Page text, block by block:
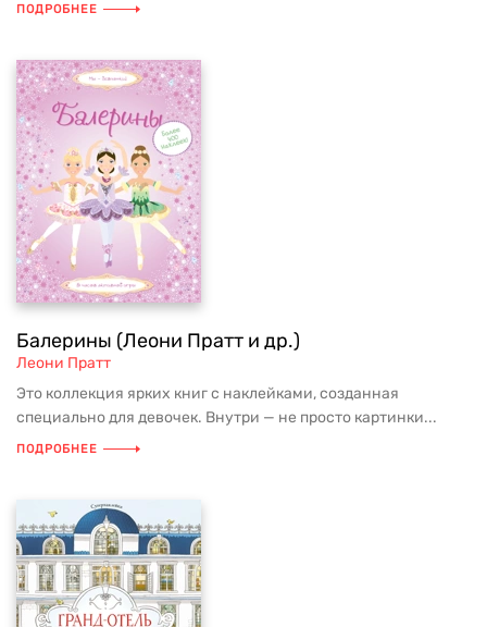
ПОДРОБНЕЕ
Балерины (Леони Пратт и др.)
Леони Пратт
Это коллекция ярких книг с наклейками, созданная
специально для девочек. Внутри — не просто картинки...
ПОДРОБНЕЕ